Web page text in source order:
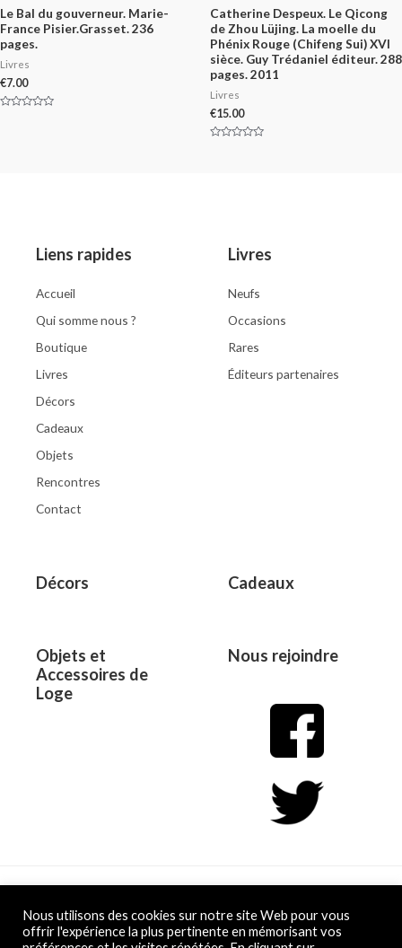
Le Bal du gouverneur. Marie-
France Pisier.Grasset. 236
pages.
Livres
€7.00
Catherine Despeux. Le Qicong
de Zhou Lüjing. La moelle du
Phénix Rouge (Chifeng Sui) XVI
sièce. Guy Trédaniel éditeur. 288
pages. 2011
Livres
€15.00
Liens rapides
Accueil
Qui somme nous ?
Boutique
Livres
Décors
Cadeaux
Objets
Rencontres
Contact
Livres
Neufs
Occasions
Rares
Éditeurs partenaires
Décors Cadeaux
Objets et
Accessoires de
Loge
Nous rejoindre
Copyright © 2026 L&D
Nous utilisons des cookies sur notre site Web pour vous
offrir l'expérience la plus pertinente en mémorisant vos